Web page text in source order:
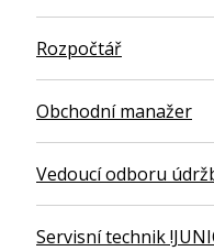
Rozpočtář
Obchodní manažer
Vedoucí odboru
Servisní technik